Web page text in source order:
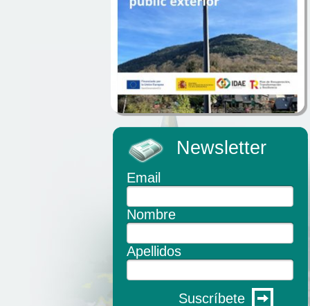
Newsletter
Email
Nombre
Apellidos
Suscríbete